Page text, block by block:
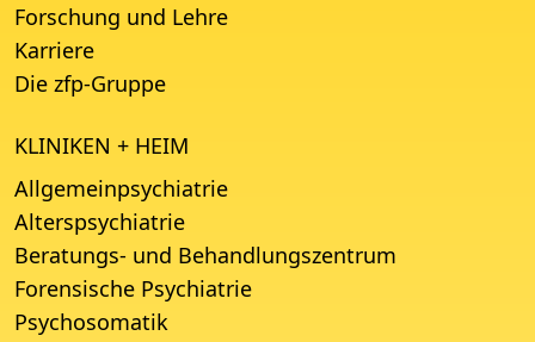
Forschung und Lehre
Karriere
Die zfp-Gruppe
KLINIKEN + HEIM
Allgemeinpsychiatrie
Alterspsychiatrie
Beratungs- und Behandlungszentrum
Forensische Psychiatrie
Psychosomatik